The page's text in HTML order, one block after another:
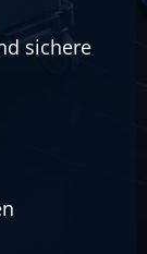
sichere